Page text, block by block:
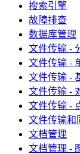
搜索引擎
故障排查
数据库管理
文件传输 -
文件传输 -
文件传输 -
文件传输 -
文件传输 -
文件传输和
文档管理
文档管理 -